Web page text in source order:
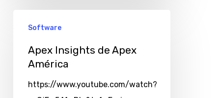
Software
Apex Insights de Apex
América
https://www.youtube.com/watch?